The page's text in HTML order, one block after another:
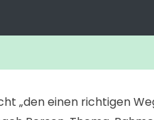
„den einen richtigen